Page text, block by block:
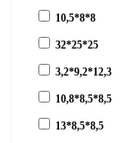
10,5*8*8
32*25*25
3,2*9,2*12,3
10,8*8,5*8,5
13*8,5*8,5